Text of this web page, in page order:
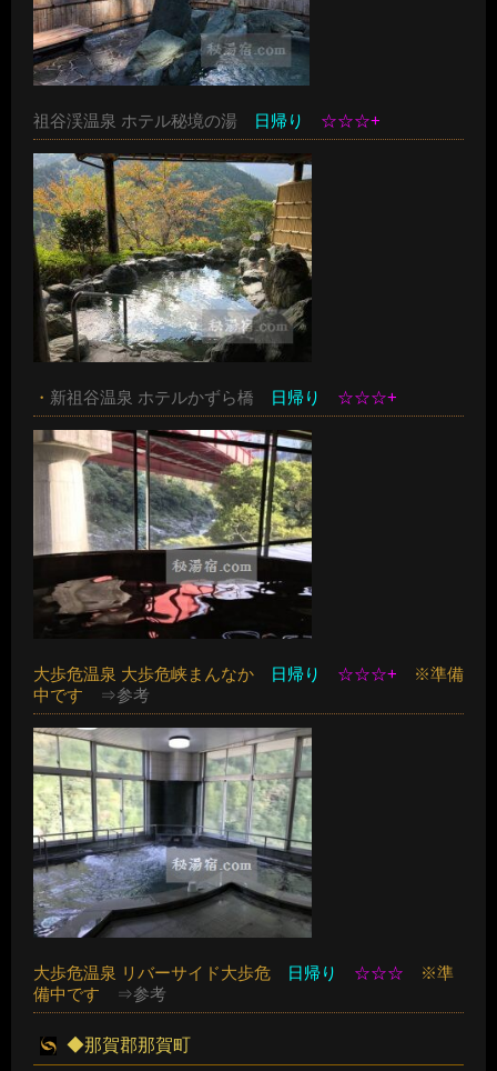
祖谷渓温泉 ホテル秘境の湯 日帰り ☆☆☆+
・ 新祖谷温泉 ホテルかずら橋 日帰り ☆☆☆+
大歩危温泉 大歩危峡まんなか 日帰り ☆☆☆+ ※準備
中です
⇒参考
大歩危温泉 リバーサイド大歩危 日帰り ☆☆☆ ※準
備中です
⇒参考
◆那賀郡那賀町